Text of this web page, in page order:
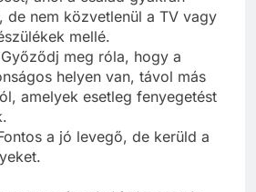
de nem közvetlenül a TV vagy
mellé.
meg róla, hogy a
helyen van, távol más
amelyek esetleg fenyegetést
a jó levegő, de kerüld a